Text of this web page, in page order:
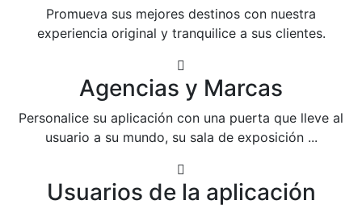
Promueva sus mejores destinos con nuestra
experiencia original y tranquilice a sus clientes.
Agencias y Marcas
Personalice su aplicación con una puerta que lleve al
usuario a su mundo, su sala de exposición ...
Usuarios de la aplicación